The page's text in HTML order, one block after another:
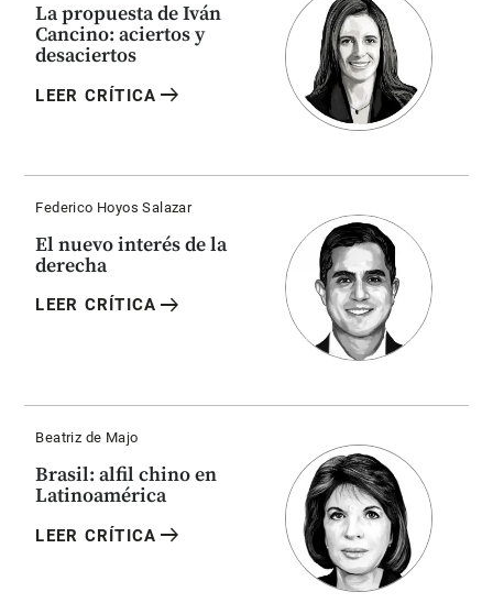
La propuesta de Iván
Cancino: aciertos y
desaciertos
LEER CRÍTICA arrow_right_alt
Federico Hoyos Salazar
El nuevo interés de la
derecha
LEER CRÍTICA arrow_right_alt
Beatriz de Majo
Brasil: alfil chino en
Latinoamérica
LEER CRÍTICA arrow_right_alt